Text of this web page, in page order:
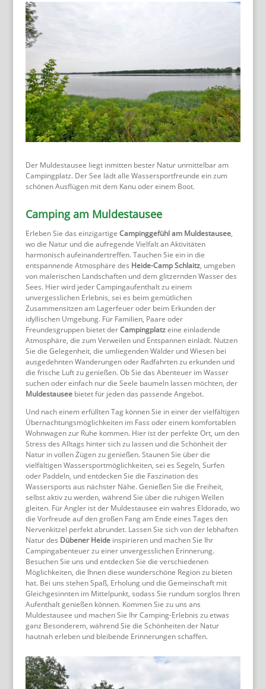
Der Muldestausee liegt inmitten bester Natur unmittelbar am
Campingplatz. Der See lädt alle Wassersportfreunde ein zum
schönen Ausflügen mit dem Kanu oder einem Boot.
Camping am Muldestausee
Erleben Sie das einzigartige Campinggefühl am Muldestausee,
wo die Natur und die aufregende Vielfalt an Aktivitäten
harmonisch aufeinandertreffen. Tauchen Sie ein in die
entspannende Atmosphäre des Heide-Camp Schlaitz, umgeben
von malerischen Landschaften und dem glitzernden Wasser des
Sees. Hier wird jeder Campingaufenthalt zu einem
unvergesslichen Erlebnis, sei es beim gemütlichen
Zusammensitzen am Lagerfeuer oder beim Erkunden der
idyllischen Umgebung. Für Familien, Paare oder
Freundesgruppen bietet derCampingplatzeine einladende
Atmosphäre, die zum Verweilen und Entspannen einlädt. Nutzen
Sie die Gelegenheit, die umliegenden Wälder und Wiesen bei
ausgedehnten Wanderungen oder Radfahrten zu erkunden und
die frische Luft zu genießen. Ob Sie das Abenteuer im Wasser
suchen oder einfach nur die Seele baumeln lassen möchten, der
Muldestauseebietet für jeden das passende Angebot.
Und nach einem erfüllten Tag können Sie in einer der vielfältigen
Übernachtungsmöglichkeiten im Fass oder einem komfortablen
Wohnwagen zur Ruhe kommen. Hier ist der perfekte Ort, um den
Stress des Alltags hinter sich zu lassen und die Schönheit der
Natur in vollen Zügen zu genießen. Staunen Sie über die
vielfältigen Wassersportmöglichkeiten, sei es Segeln, Surfen
oder Paddeln, und entdecken Sie die Faszination des
Wassersports aus nächster Nähe. Genießen Sie die Freiheit,
selbst aktiv zu werden, während Sie über die ruhigen Wellen
gleiten. Für Angler ist der Muldestausee ein wahres Eldorado, wo
die Vorfreude auf den großen Fang am Ende eines Tages den
Nervenkitzel perfekt abrundet. Lassen Sie sich von der lebhaften
Natur des Dübener Heideinspirieren und machen Sie Ihr
Campingabenteuer zu einer unvergesslichen Erinnerung.
Besuchen Sie uns und entdecken Sie die verschiedenen
Möglichkeiten, die Ihnen diese wunderschöne Region zu bieten
hat. Bei uns stehen Spaß, Erholung und die Gemeinschaft mit
Gleichgesinnten im Mittelpunkt, sodass Sie rundum sorglos Ihren
Aufenthalt genießen können. Kommen Sie zu uns ans
Muldestausee und machen Sie Ihr Camping-Erlebnis zu etwas
ganz Besonderem, während Sie die Schönheiten der Natur
hautnah erleben und bleibende Erinnerungen schaffen.